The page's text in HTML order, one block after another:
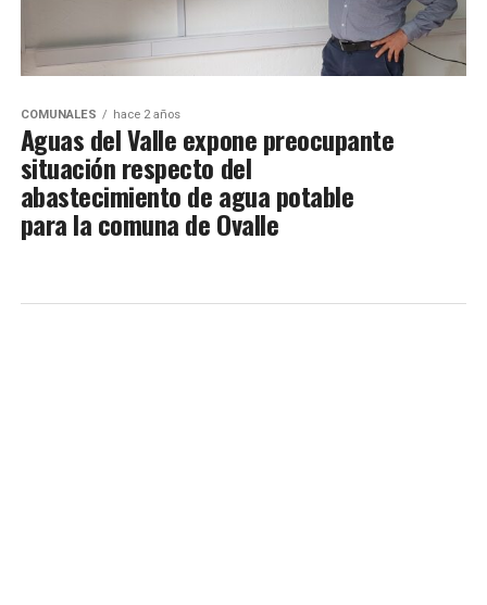
COMUNALES hace 2 años
Aguas del Valle expone preocupante
situación respecto del
abastecimiento de agua potable
para la comuna de Ovalle